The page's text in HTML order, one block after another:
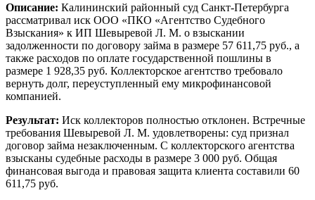
Описание: Калининский районный суд Санкт-Петербурга
рассматривал иск ООО «ПКО «Агентство Судебного
Взыскания» к ИП Шевыревой Л. М. о взыскании
задолженности по договору займа в размере 57 611,75 руб., а
также расходов по оплате государственной пошлины в
размере 1 928,35 руб. Коллекторское агентство требовало
вернуть долг, переуступленный ему микрофинансовой
компанией.
Результат: Иск коллекторов полностью отклонен. Встречные
требования Шевыревой Л. М. удовлетворены: суд признал
договор займа незаключенным. С коллекторского агентства
взысканы судебные расходы в размере 3 000 руб. Общая
финансовая выгода и правовая защита клиента составили 60
611,75 руб.